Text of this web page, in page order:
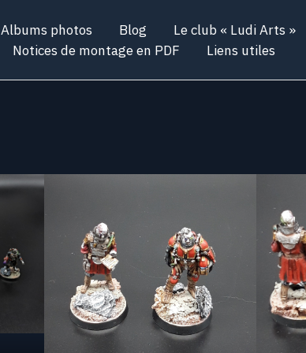
Albums photos Blog Le club « Ludi Arts »
Notices de montage en PDF Liens utiles